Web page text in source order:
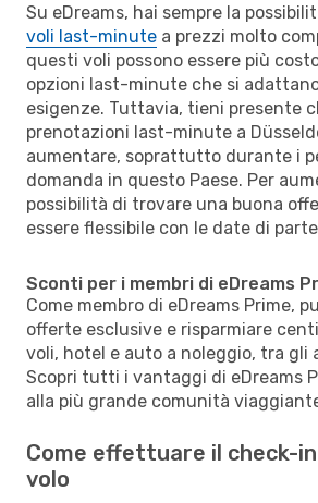
Su eDreams, hai sempre la
voli last-minute a prezzi molto
questi voli possono essere più
opzioni last-minute che si
esigenze. Tuttavia, tieni presente
prenotazioni last-minute a
aumentare, soprattutto durante i
domanda in questo Paese. Per
possibilità di trovare una buona
essere flessibile con le date di
Sconti per i membri di eDreams
Come membro di eDreams Prime,
offerte esclusive e risparmiare
voli, hotel e auto a noleggio, tra gli
Scopri tutti i vantaggi di eDreams
alla più grande comunità
Come effettuare il check-
volo